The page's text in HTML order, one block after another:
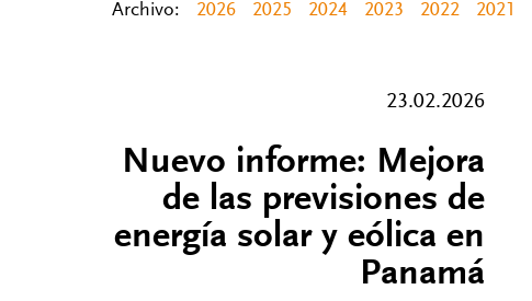
Archivo: 2026 2025 2024 2023 2022 2021
23.02.2026
Nuevo informe: Mejora
de las previsiones de
energía solar y eólica en
Panamá